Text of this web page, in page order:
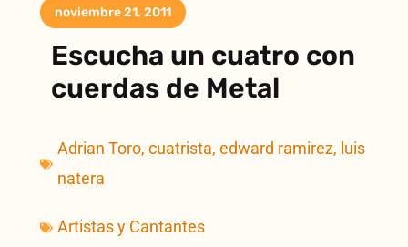
noviembre 21, 2011
Escucha un cuatro con
cuerdas de Metal
Adrian Toro,cuatrista,edward ramirez, luis
natera
Artistas y Cantantes